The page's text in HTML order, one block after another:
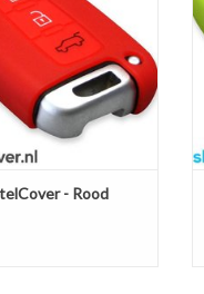
AAN WINKELWAGEN
- Rood